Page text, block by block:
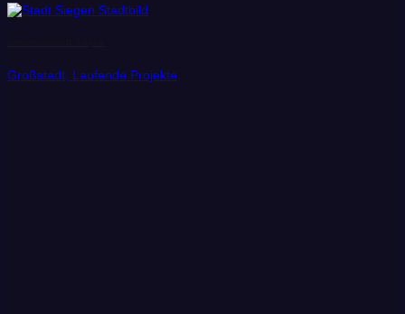
Großstadt, Laufende Projekte